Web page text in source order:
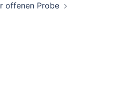
offenen Probe